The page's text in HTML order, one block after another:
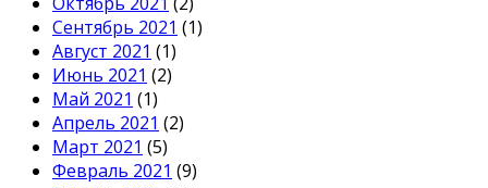
Сентябрь 2021 (1)
Август 2021 (1)
Июнь 2021 (2)
Май 2021 (1)
Апрель 2021 (2)
Март 2021 (5)
Февраль 2021 (9)